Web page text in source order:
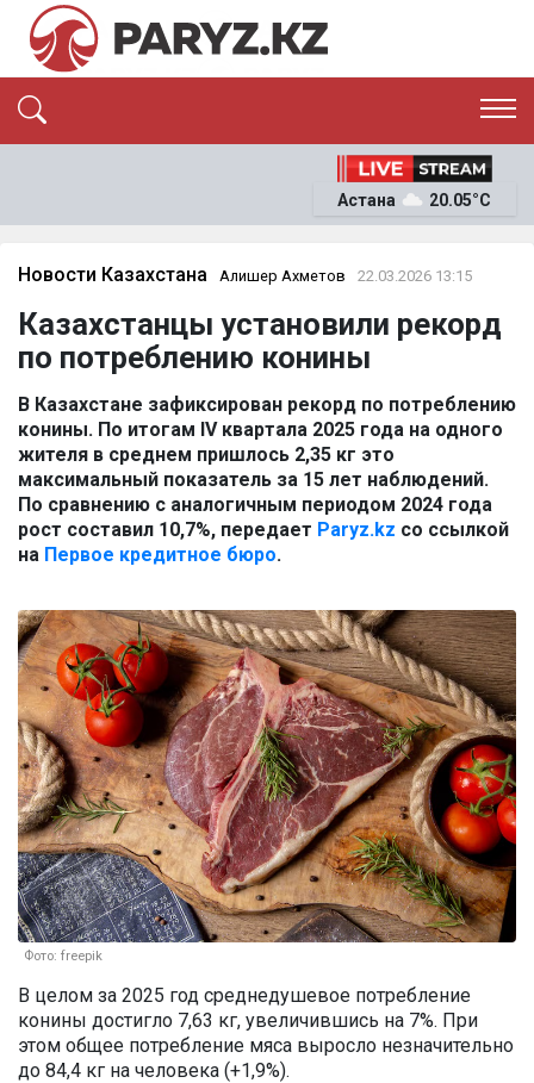
ЭКОНОМИКА
ОҚИҒА
News
Астана 20.05°C
Новости Казахстана Алишер Ахметов 22.03.2026 13:15
Казахстанцы установили рекорд
по потреблению конины
В Казахстане зафиксирован рекорд по потреблению
конины. По итогам IV квартала 2025 года на одного
жителя в среднем пришлось 2,35 кг это
максимальный показатель за 15 лет наблюдений.
По сравнению с аналогичным периодом 2024 года
рост составил 10,7%, передает Paryz.kz со ссылкой
на Первое кредитное бюро.
Фото: freepik
В целом за 2025 год среднедушевое потребление
конины достигло 7,63 кг, увеличившись на 7%. При
этом общее потребление мяса выросло незначительно
до 84,4 кг на человека (+1,9%).